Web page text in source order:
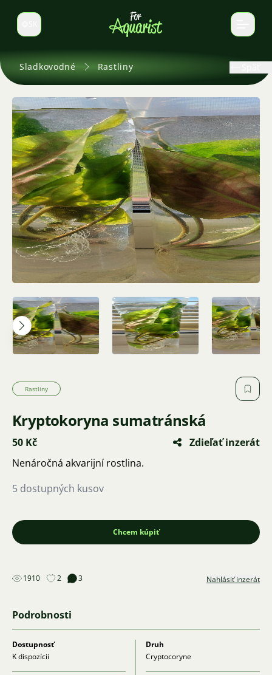
Prepnúť jazyk
Sladkovodné Rastliny
Rastliny
Kryptokoryna sumatránská
50 Kč
Zdieľať inzerát
Nenáročná akvarijní rostlina.
5 dostupných kusov
Chcem kúpiť
1910 2 3 Nahlásiť inzerát
Podrobnosti
Dostupnosť
K dispozícii
Druh
Cryptocoryne